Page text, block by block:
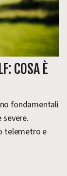
COSA È
fondamentali
telemetro e